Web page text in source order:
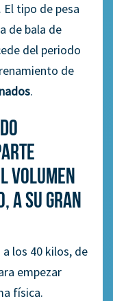
. El tipo de pesa
de bala de
del periodo
de
.
volumen
a su gran
los 40 kilos, de
empezar
física.